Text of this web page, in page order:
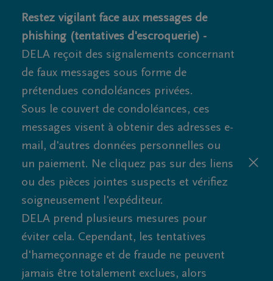
Restez vigilant face aux messages de
phishing (tentatives d'escroquerie) -
DELA reçoit des signalements concernant
de faux messages sous forme de
prétendues condoléances privées.
Sous le couvert de condoléances, ces
messages visent à obtenir des adresses e-
mail, d'autres données personnelles ou
un paiement. Ne cliquez pas sur des liens
ou des pièces jointes suspects et vérifiez
soigneusement l'expéditeur.
DELA prend plusieurs mesures pour
éviter cela. Cependant, les tentatives
d'hameçonnage et de fraude ne peuvent
jamais être totalement exclues, alors